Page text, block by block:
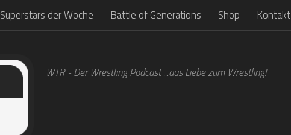
Superstars der Woche Battle of Generations Shop Kontakt
WTR - Der Wrestling Podcast ...aus Liebe zum Wrestling!